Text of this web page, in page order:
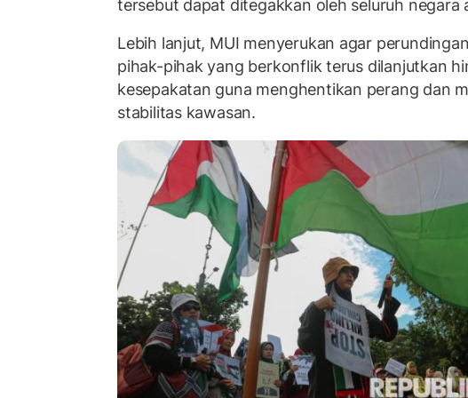
tersebut dapat ditegakkan oleh seluruh negara
Lebih lanjut, MUI menyerukan agar
pihak-pihak yang berkonflik terus dilanjutkan
kesepakatan guna menghentikan perang dan
stabilitas kawasan.